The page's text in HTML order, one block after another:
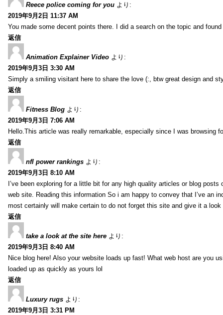
Reece police coming for you より:
2019年9月2日 11:37 AM
You made some decent points there. I did a search on the topic and
返信
Animation Explainer Video より:
2019年9月3日 3:30 AM
Simply a smiling visitant here to share the love (:, btw great design and
返信
Fitness Blog より:
2019年9月3日 7:06 AM
Hello.This article was really remarkable, especially since I was browsing
返信
nfl power rankings より:
2019年9月3日 8:10 AM
I’ve been exploring for a little bit for any high quality articles or blog
web site. Reading this information So i am happy to convey that I’ve an
most certainly will make certain to do not forget this site and give it a look
返信
take a look at the site here より:
2019年9月3日 8:40 AM
Nice blog here! Also your website loads up fast! What web host are you
loaded up as quickly as yours lol
返信
Luxury rugs より:
2019年9月3日 3:31 PM